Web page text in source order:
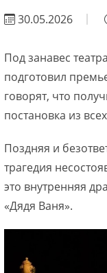
30.05.2026
Под занавес
подготовил
говорят, что
постановка из
Поздняя и
трагедия
это внутренняя
«Дядя Ваня».